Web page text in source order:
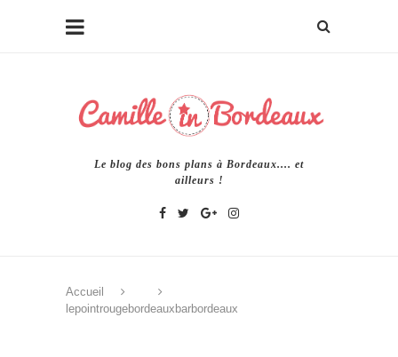
Le blog des bons plans à Bordeaux.... et
ailleurs !
Accueil
lepointrougebordeauxbarbordeaux